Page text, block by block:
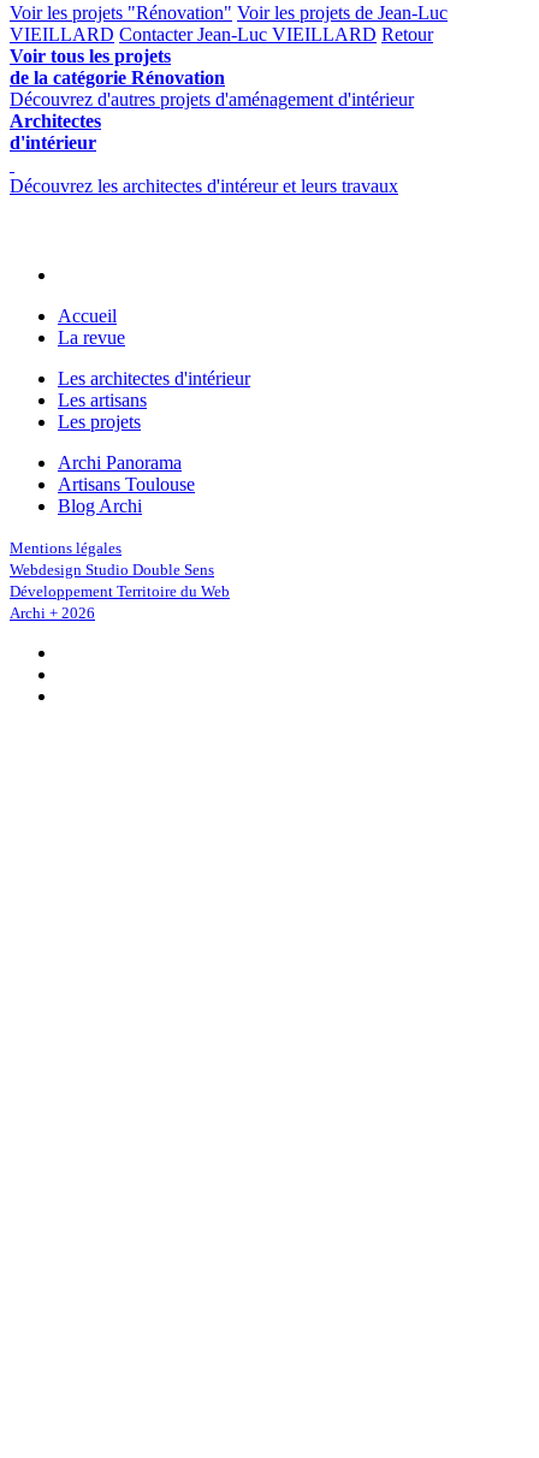
Voir les projets "Rénovation" Voir les projets de Jean-Luc
VIEILLARD Contacter Jean-Luc VIEILLARD Retour
Voir tous les projets
de la catégorie Rénovation
Découvrez d'autres projets d'aménagement d'intérieur
Architectes
d'intérieur
Découvrez les architectes d'intéreur et leurs travaux
Accueil
La revue
Les architectes d'intérieur
Les artisans
Les projets
Archi Panorama
Artisans Toulouse
Blog Archi
Mentions légales
Webdesign Studio Double Sens
Développement Territoire du Web
Archi + 2026